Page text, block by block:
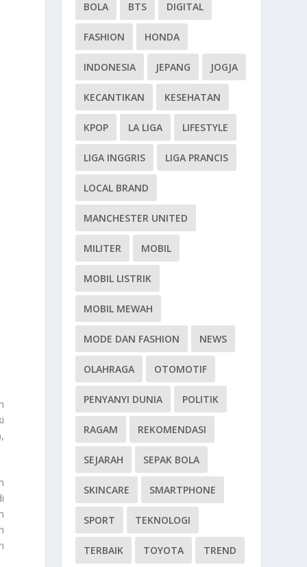
BOLA BTS DIGITAL
FASHION HONDA
INDONESIA JEPANG JOGJA
KECANTIKAN KESEHATAN
KPOP LA LIGA LIFESTYLE
LIGA INGGRIS LIGA PRANCIS
LOCAL BRAND
MANCHESTER UNITED
MILITER MOBIL
MOBIL LISTRIK
MOBIL MEWAH
MODE DAN FASHION NEWS
OLAHRAGA OTOMOTIF
PENYANYI DUNIA POLITIK
RAGAM REKOMENDASI
SEJARAH SEPAK BOLA
SKINCARE SMARTPHONE
SPORT TEKNOLOGI
TERBAIK TOYOTA TREND